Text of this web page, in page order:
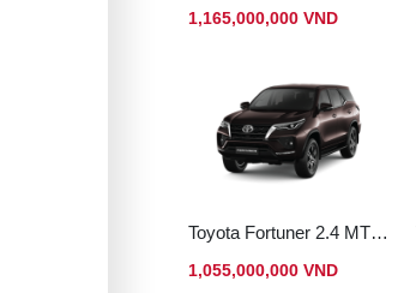
1,165,000,000 VND
Toyota Fortuner 2.4 MT Dầu 4x2
1,055,000,000 VND